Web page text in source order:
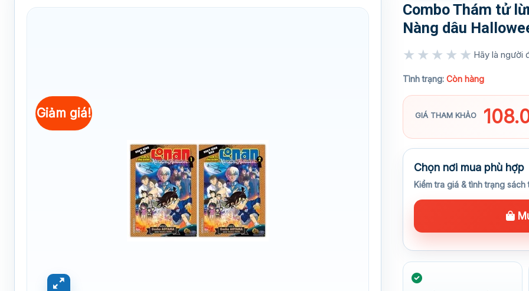
Giảm giá!
Combo Thám tử
Nàng dâu
★★★★★ Hãy là người
Tình trạng: Còn hàng
GIÁ THAM KHẢO
Chọn nơi mua phù hợp
Kiểm tra giá & tình trạng